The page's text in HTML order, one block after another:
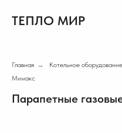
ТЕПЛО МИР
Главная → Котельное оборудование
Мимакс
Парапетные